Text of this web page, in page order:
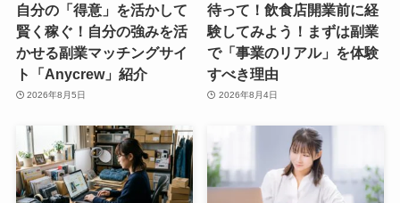
自分の「得意」を活かして
賢く稼ぐ！自分の強みを活
かせる副業マッチングサイ
ト「Anycrew」紹介
2026年8月5日
待って！飲食店開業前に経
験してみよう！まずは副業
で「事業のリアル」を体験
すべき理由
2026年8月4日